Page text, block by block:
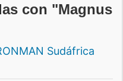
con "Magnus
Sudáfrica